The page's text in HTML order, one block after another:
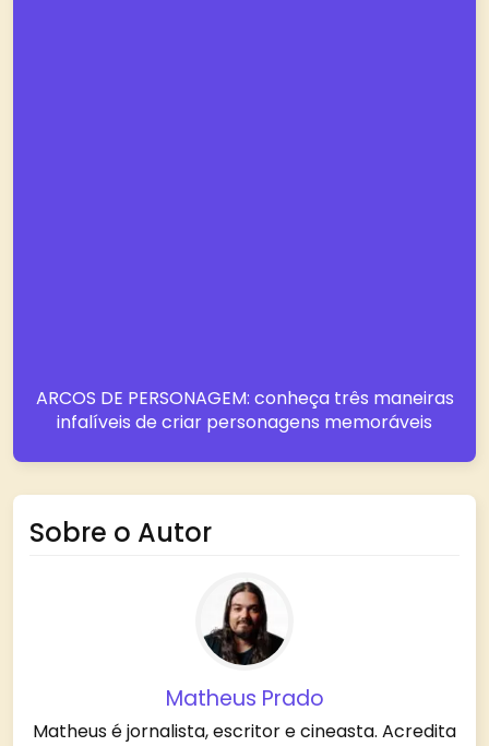
ARCOS DE PERSONAGEM: conheça três maneiras
infalíveis de criar personagens memoráveis
Sobre o Autor
Matheus Prado
Matheus é jornalista, escritor e cineasta. Acredita